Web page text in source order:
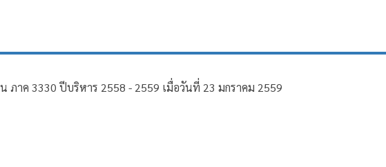
ภาค 3330 ปีบริหาร 2558 - 2559 เมื่อวันที่ 23 มกราคม 2559